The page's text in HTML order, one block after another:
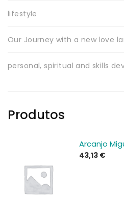
lifestyle
Our Journey with a new love
personal, spiritual and skills
Produtos
Arcanjo
43,13 €